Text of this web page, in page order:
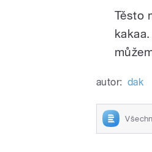
Těsto
autor: dak